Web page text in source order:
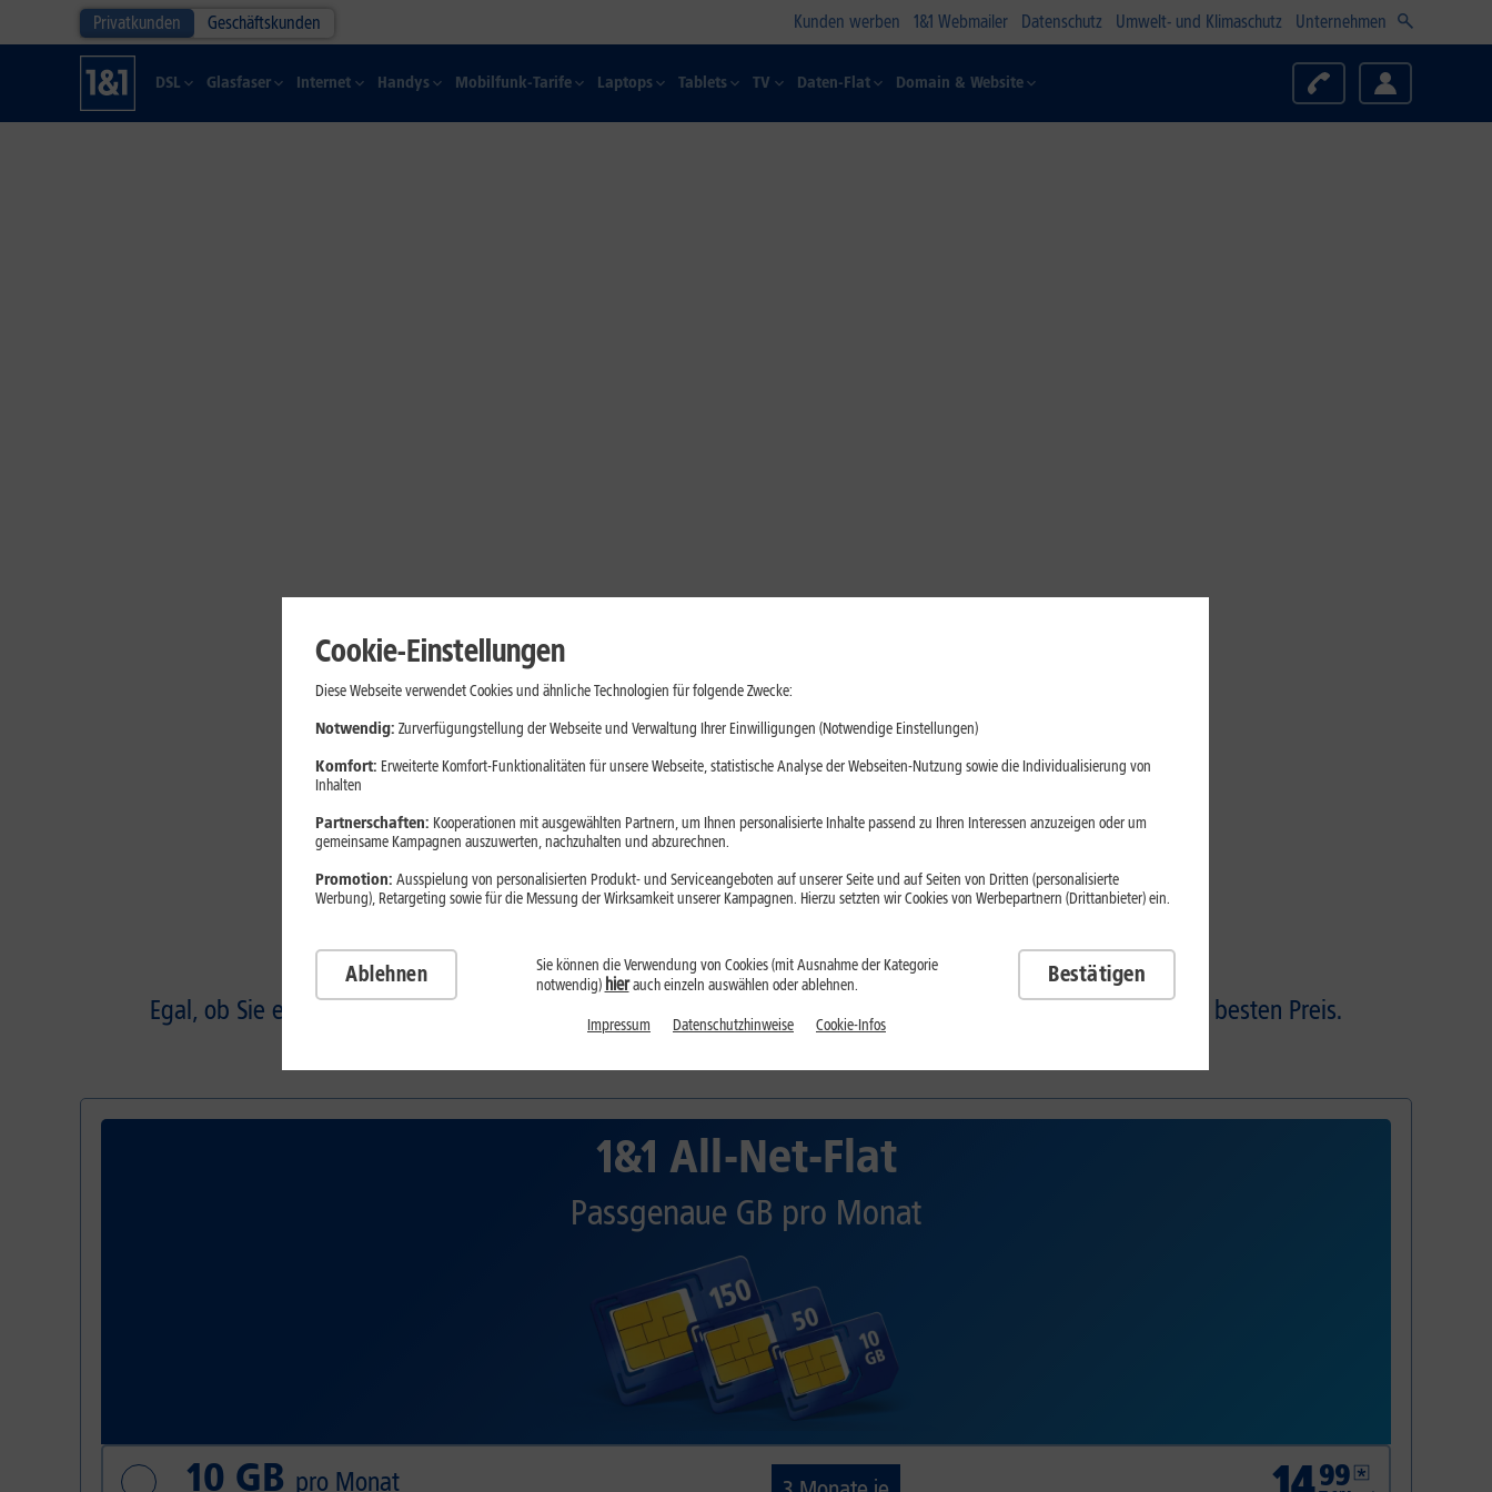
Privatkunden Geschäftskunden Kunden werben 1&1 Webmailer Datenschutz Umwelt- und Klimaschutz Unternehmen
DSL Glasfaser Internet Handys Mobilfunk-Tarife Laptops Tablets TV Daten-Flat Domain & Website
Immer beste Preise – schon ab dem 1. Tarif
Egal, ob Sie einen odermehrere Tarife für Ihre Familie
benötigen – bei 1&1 erhalten Sie von Anfang an den besten Preis.
30 Tage testen – zufrieden oder Geld zurück!*
1&1 All-Net-Flat
Passgenaue GB pro Monat
10 GB pro Monat 99
Cookie-Einstellungen
Diese Webseite verwendet Cookies und ähnliche Technologien für folgende Zwecke:
Notwendig: Zurverfügungstellung der Webseite und Verwaltung Ihrer Einwilligungen (Notwendige Einstellungen)
Komfort: Erweiterte Komfort-Funktionalitäten für unsere Webseite, statistische Analyse der Webseiten-Nutzung sowie die Individualisierung von
Inhalten
Partnerschaften: Kooperationen mit ausgewählten Partnern, um Ihnen personalisierte Inhalte passend zu Ihren Interessen anzuzeigen oder um
gemeinsame Kampagnen auszuwerten, nachzuhalten und abzurechnen.
Promotion: Ausspielung von personalisierten Produkt- und Serviceangeboten auf unserer Seite und auf Seiten von Dritten (personalisierte
Werbung), Retargeting sowie für die Messung der Wirksamkeit unserer Kampagnen. Hierzu setzten wir Cookies von Werbepartnern (Drittanbieter) ein.
Ablehnen
Sie können die Verwendung von Cookies (mit Ausnahme der Kategorie
notwendig) hierauch einzeln auswählen oder ablehnen. Bestätigen
Impressum Datenschutzhinweise Cookie-Infos